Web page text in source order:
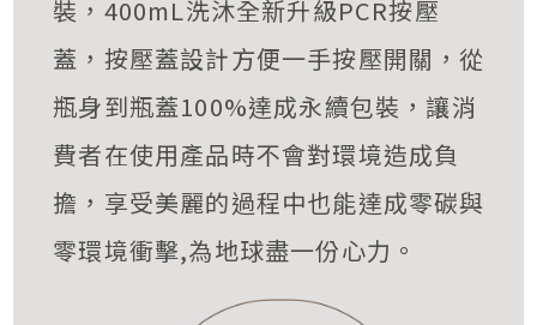
裝，400mL洗沐全新升級PCR按壓
蓋，按壓蓋設計方便一手按壓開關，從
瓶身到瓶蓋100%達成永續包裝，讓消
費者在使用產品時不會對環境造成負
擔，享受美麗的過程中也能達成零碳與
零環境衝擊,為地球盡一份心力。